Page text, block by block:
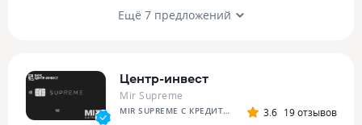
Ещё 7 предложений
Центр-инвест
Mir Supreme
MIR SUPREME С КРЕДИТНЫМ ЛИМИТОМ 3.6 19 отзывов